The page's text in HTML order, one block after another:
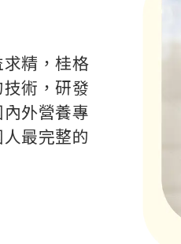
精，桂格
術，研發
外營養專
最完整的